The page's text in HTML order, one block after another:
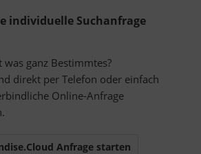
individuelle Suchanfrage
was ganz Bestimmtes?
direkt per Telefon oder einfach
Online-Anfrage
Anfrage starten